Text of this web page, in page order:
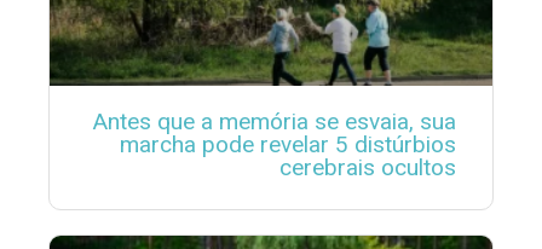
Antes que a memória se esvaia, sua
marcha pode revelar 5 distúrbios
cerebrais ocultos